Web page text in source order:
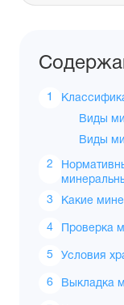
Виды
Виды
Какие
Проверка
Условия
Выкладка